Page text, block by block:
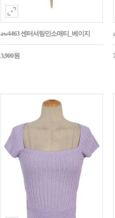
aw4463 센터셔링민소매티_베이지
3,900원